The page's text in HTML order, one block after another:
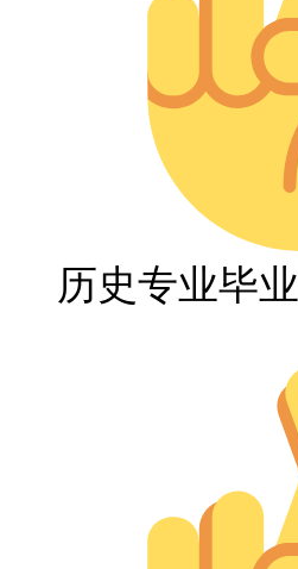
历史专业毕